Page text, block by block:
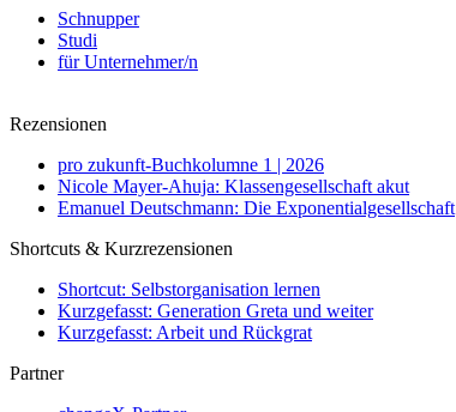
Schnupper
Studi
für Unternehmer/n
Rezensionen
pro zukunft-Buchkolumne 1 | 2026
Nicole Mayer-Ahuja: Klassengesellschaft akut
Emanuel Deutschmann: Die Exponentialgesellschaft
Shortcuts & Kurzrezensionen
Shortcut: Selbstorganisation lernen
Kurzgefasst: Generation Greta und weiter
Kurzgefasst: Arbeit und Rückgrat
Partner